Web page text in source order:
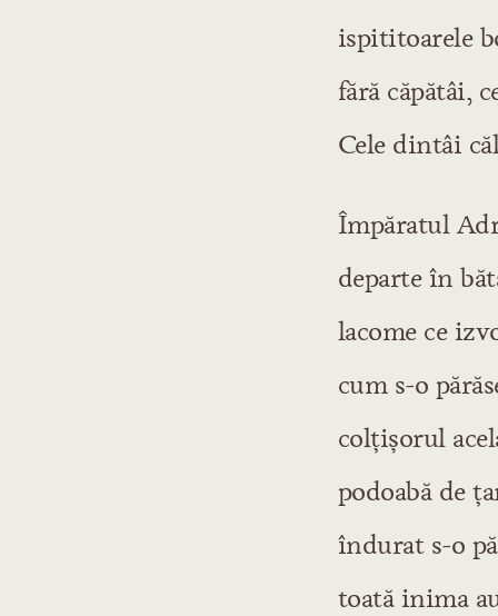
ispititoarele
fără căpătâi,
Cele dintâi
Împăratul
departe în
lacome ce
cum s-o
colțișorul
podoabă de
îndurat s-o
toată inima